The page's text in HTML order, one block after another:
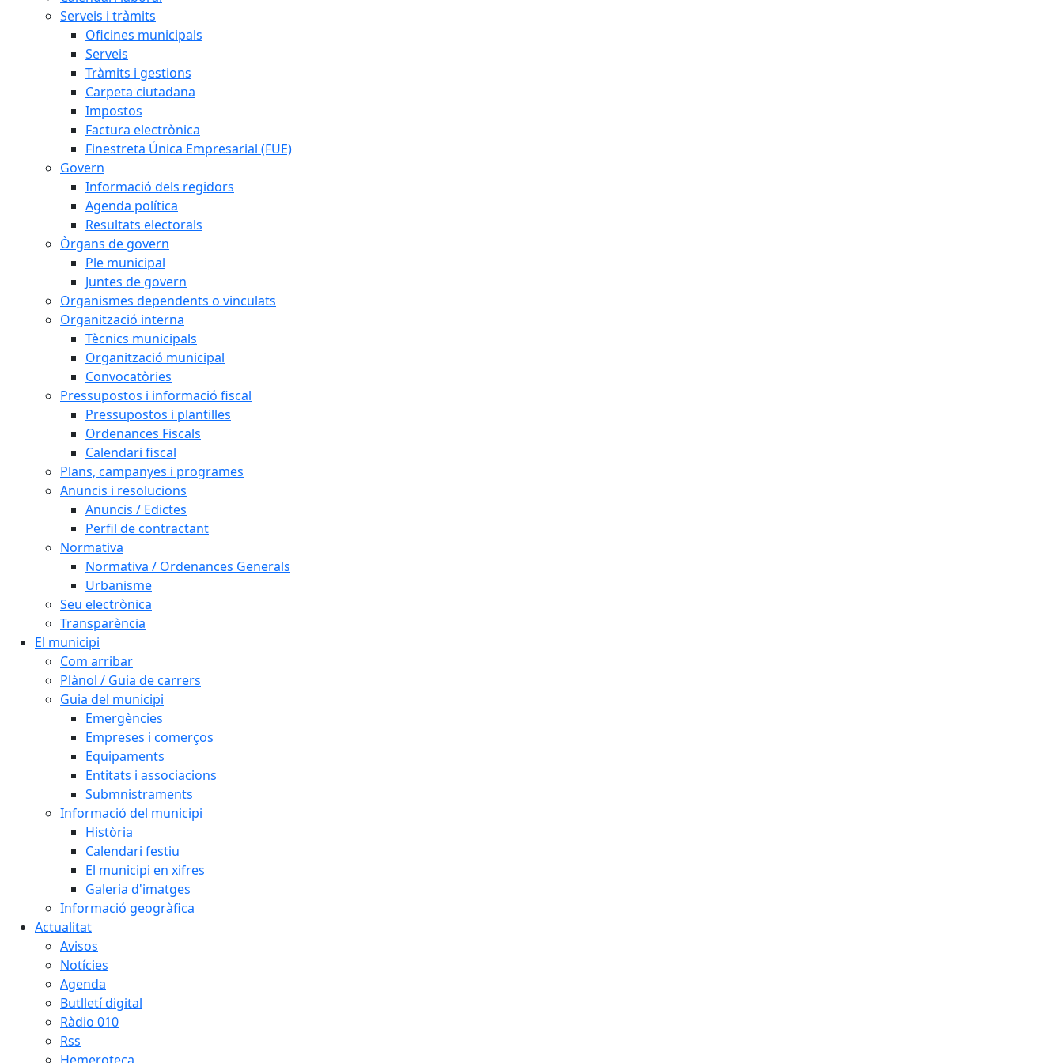
Serveis i tràmits
Oficines municipals
Serveis
Tràmits i gestions
Carpeta ciutadana
Impostos
Factura electrònica
Finestreta Única Empresarial (FUE)
Govern
Informació dels regidors
Agenda política
Resultats electorals
Òrgans de govern
Ple municipal
Juntes de govern
Organismes dependents o vinculats
Organització interna
Tècnics municipals
Organització municipal
Convocatòries
Pressupostos i informació fiscal
Pressupostos i plantilles
Ordenances Fiscals
Calendari fiscal
Plans, campanyes i programes
Anuncis i resolucions
Anuncis / Edictes
Perfil de contractant
Normativa
Normativa / Ordenances Generals
Urbanisme
Seu electrònica
Transparència
El municipi
Com arribar
Plànol / Guia de carrers
Guia del municipi
Emergències
Empreses i comerços
Equipaments
Entitats i associacions
Submnistraments
Informació del municipi
Història
Calendari festiu
El municipi en xifres
Galeria d'imatges
Informació geogràfica
Actualitat
Avisos
Notícies
Agenda
Butlletí digital
Ràdio 010
Rss